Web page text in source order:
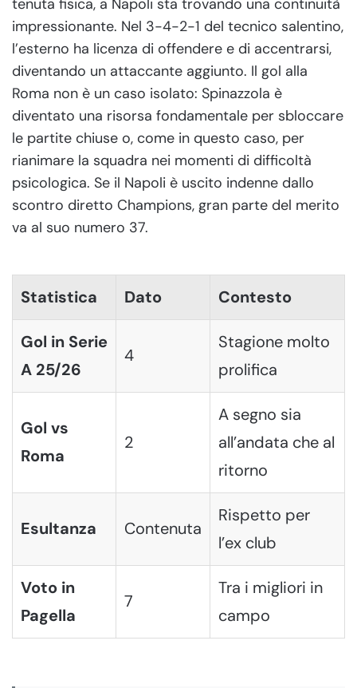
tenuta fisica, a Napoli sta trovando una continuità
impressionante. Nel 3-4-2-1 del tecnico salentino,
l’esterno ha licenza di offendere e di accentrarsi,
diventando un attaccante aggiunto. Il gol alla
Roma non è un caso isolato: Spinazzola è
diventato una risorsa fondamentale per sbloccare
le partite chiuse o, come in questo caso, per
rianimare la squadra nei momenti di difficoltà
psicologica. Se il Napoli è uscito indenne dallo
scontro diretto Champions, gran parte del merito
va al suo numero 37.
Statistica Dato Contesto
Gol in Serie
A 25/26
4
Stagione molto
prolifica
Gol vs
Roma
2
A segno sia
all’andata che al
ritorno
Esultanza Contenuta
Rispetto per
l’ex club
Voto in
Pagella
7
Tra i migliori in
campo